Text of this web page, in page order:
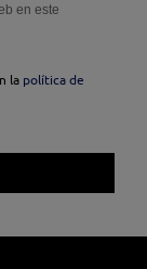
en este
la política de